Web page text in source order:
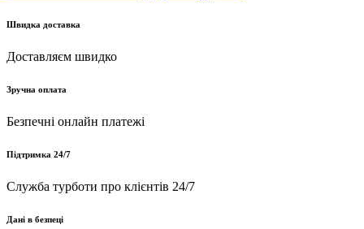
Швидка доставка
Доставляєм швидко
Зручна оплата
Безпечні онлайн платежі
Підтримка 24/7
Служба турботи про клієнтів 24/7
Дані в безпеці